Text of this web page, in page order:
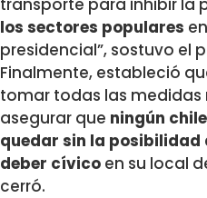
transporte para inhibir la
los sectores populares
presidencial”, sostuvo el
Finalmente, estableció
tomar todas las medidas
asegurar que ningún
quedar sin la posibilidad
deber cívico en su local
cerró.